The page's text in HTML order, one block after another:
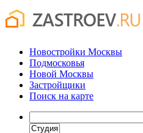
Новостройки Москвы
Подмосковья
Новой Москвы
Застройщики
Поиск на карте